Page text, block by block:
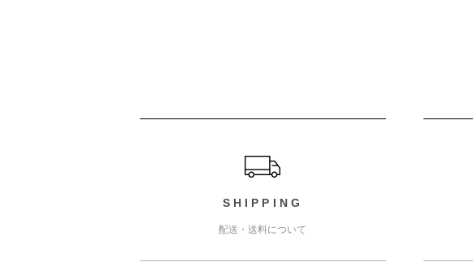
SHIPPING
配送・送料について